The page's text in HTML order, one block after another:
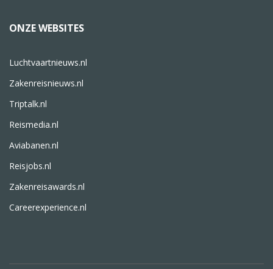
ONZE WEBSITES
Luchtvaartnieuws.nl
Zakenreisnieuws.nl
Triptalk.nl
Reismedia.nl
Aviabanen.nl
Reisjobs.nl
Zakenreisawards.nl
Careerexperience.nl